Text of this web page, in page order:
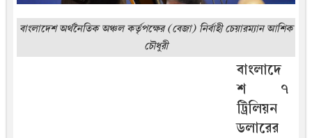
বাংলাদেশ অর্থনৈতিক অঞ্চল কর্তৃপক্ষের (বেজা) নির্বাহী চেয়ারম্যান আশিক
চৌধুরী
বাংলাদে
শ ৭
ট্রিলিয়ন
ডলারের